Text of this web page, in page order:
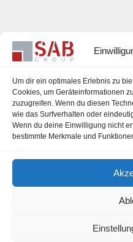
Um dir ein optimales Erlebnis zu
Cookies, um Geräteinformationen
zuzugreifen. Wenn du diesen
wie das Surfverhalten oder
Wenn du deine Einwilligung nicht
bestimmte Merkmale und
Karriere
Impressum
Datenschutzerklärung
Cookie-Richtlinie (EU)
office@sab-group.com